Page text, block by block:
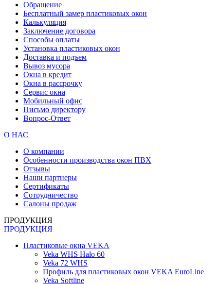
Обращение
Бесплатный замер пластиковых окон
Калькуляция
Заключение договора
Способы оплаты
Установка пластиковых окон
Доставка и подъем
Вывоз мусора
Окна в кредит
Окна в рассрочку
Сервис окна
Мобильный офис
Письмо директору
Вопрос-Ответ
О НАС
О компании
Особенности производства окон ПВХ
Отзывы
Наши партнеры
Сертификаты
Сотрудничество
Салоны продаж
ПРОДУКЦИЯ
ПРОДУКЦИЯ
Пластиковые окна VEKA
Veka WHS Halo 60
Veka 72 WHS
Профиль для пластиковых окон VEKA EuroLine
Veka Softline